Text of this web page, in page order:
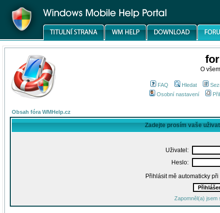
O
FAQ Hledat
Osobní nastavení
Obsah fóra WMHelp.cz
Zadejte prosím vaše
Uživatel:
Heslo:
Přihlásit mě automaticky
Zapomněl(a) jsem